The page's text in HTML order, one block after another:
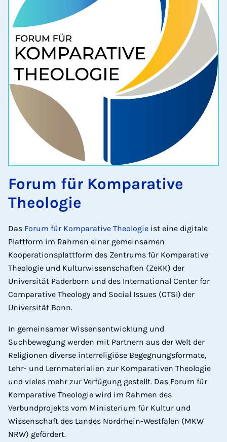
Forum für Komparative
Theologie
Das Forum für Komparative Theologie ist eine digitale
Plattform im Rahmen einer gemeinsamen
Kooperationsplattform des Zentrums für Komparative
Theologie und Kulturwissenschaften (ZeKK) der
Universität Paderborn und des International Center for
Comparative Theology and Social Issues (CTSI) der
Universität Bonn.
In gemeinsamer Wissensentwicklung und
Suchbewegung werden mit Partnern aus der Welt der
Religionen diverse interreligiöse Begegnungsformate,
Lehr- und Lernmaterialien zur Komparativen Theologie
und vieles mehr zur Verfügung gestellt. Das Forum für
Komparative Theologie wird im Rahmen des
Verbundprojekts vom Ministerium für Kultur und
Wissenschaft des Landes Nordrhein-Westfalen (MKW
NRW) gefördert.